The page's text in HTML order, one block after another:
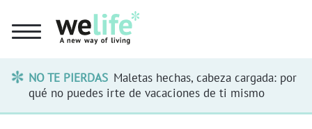
NO TE PIERDAS Maletas hechas, cabeza cargada: por
qué no puedes irte de vacaciones de ti mismo